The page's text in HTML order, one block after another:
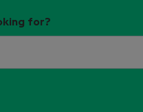
for?